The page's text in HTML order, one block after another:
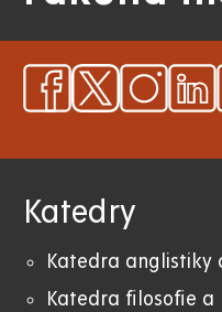
Katedry
Katedra anglistiky
Katedra filosofie a